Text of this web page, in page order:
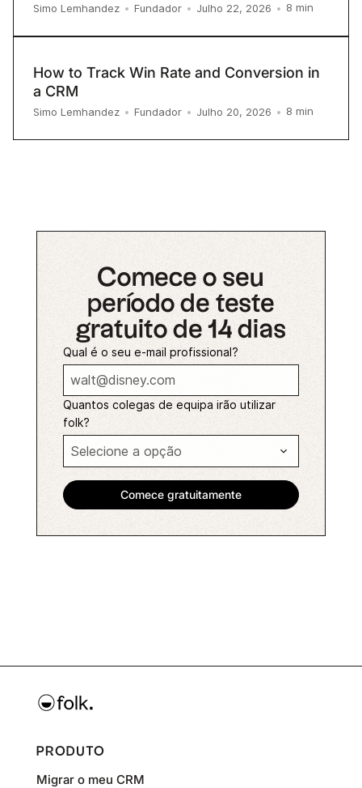
Simo Lemhandez • Fundador • Julho 22, 2026 • 8 min
How to Track Win Rate and Conversion in
a CRM
Simo Lemhandez • Fundador • Julho 20, 2026 • 8 min
Comece o seu
período de teste
gratuito de 14 dias
Qual é o seu e-mail profissional?
Quantos colegas de equipa irão utilizar
folk?
PRODUTO
Migrar o meu CRM